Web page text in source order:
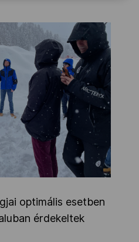
optimális esetben
érdekeltek